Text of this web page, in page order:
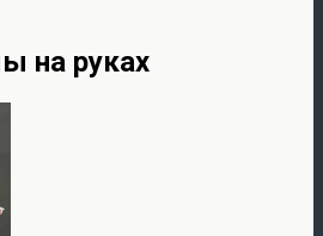
на руках